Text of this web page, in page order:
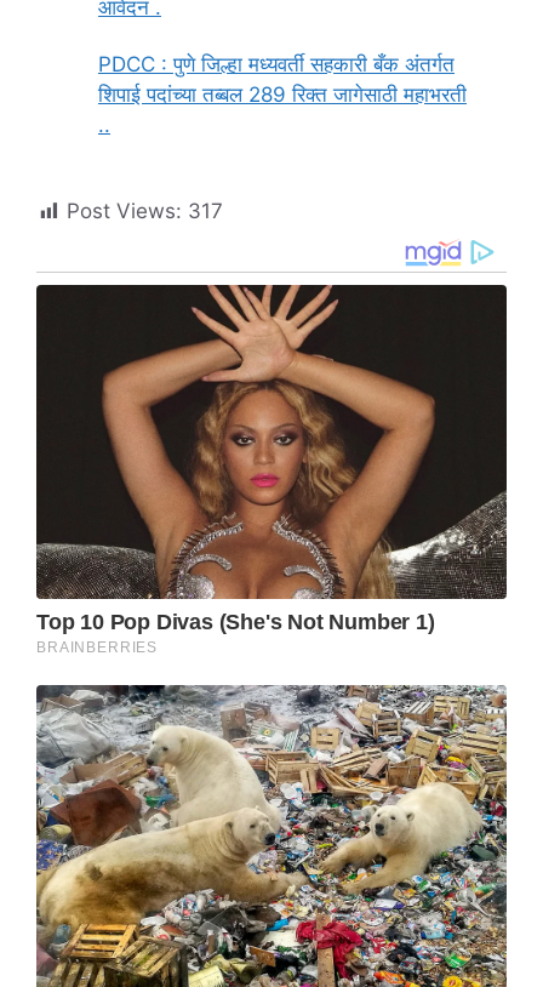
आवेदन .
PDCC : पुणे जिल्हा मध्यवर्ती सहकारी बँक अंतर्गत
शिपाई पदांच्या तब्बल 289 रिक्त जागेसाठी महाभरती
..
Post Views: 317